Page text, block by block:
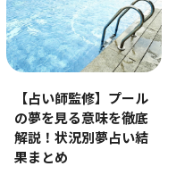
【占い師監修】プール
の夢を見る意味を徹底
解説！状況別夢占い結
果まとめ